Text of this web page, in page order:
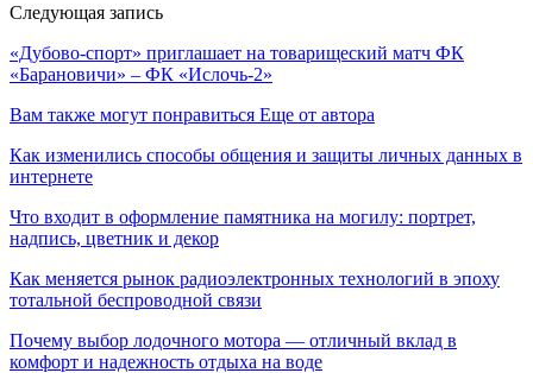
Следующая запись
«Дубово-спорт» приглашает на товарищеский матч ФК
«Барановичи» – ФК «Ислочь-2»
Вам также могут понравиться Еще от автора
Как изменились способы общения и защиты личных данных в
интернете
Что входит в оформление памятника на могилу: портрет,
надпись, цветник и декор
Как меняется рынок радиоэлектронных технологий в эпоху
тотальной беспроводной связи
Почему выбор лодочного мотора — отличный вклад в
комфорт и надежность отдыха на воде